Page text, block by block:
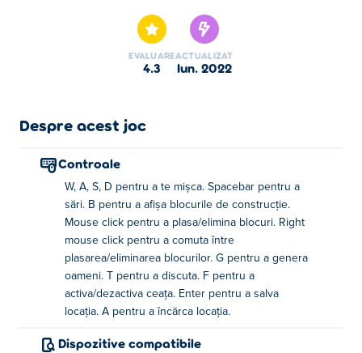
EVALUARE
4.3
ACTUALIZAT
iun. 2022
Despre acest joc
Controale
W, A, S, D pentru a te mișca. Spacebar pentru a
sări. B pentru a afișa blocurile de construcție.
Mouse click pentru a plasa/elimina blocuri. Right
mouse click pentru a comuta între
plasarea/eliminarea blocurilor. G pentru a genera
oameni. T pentru a discuta. F pentru a
activa/dezactiva ceața. Enter pentru a salva
locația. A pentru a încărca locația.
Dispozitive compatibile